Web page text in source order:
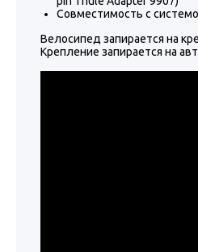
Совместимость с
Велосипед запирается на
Крепление запирается на